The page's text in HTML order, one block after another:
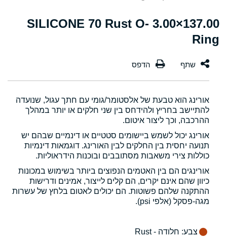
137.00×3.00 SILICONE 70 Rust O-
Ring
אורינג הוא טבעת של אלסטומר/גומי עם חתך עגול, שנועדה
להתיישב בחריץ ולהידחס בין שני חלקים או יותר במהלך
ההרכבה, וכך ליצור איטום.
אורינג יכול לשמש ביישומים סטטיים או דינמיים שבהם יש
תנועה יחסית בין החלקים לבין האורינג. דוגמאות דינמיות
כוללות צירי משאבות מסתובבים ובוכנות הידראוליות.
אורינגים הם בין האטמים הנפוצים ביותר בשימוש במכונות
כיוון שהם אינם יקרים, הם קלים לייצור, אמינים ודרישות
ההתקנה שלהם פשוטות. הם יכולים לאטום בלחץ של עשרות
מגה-פסקל (אלפי psi).
צבע: חלודה - Rust